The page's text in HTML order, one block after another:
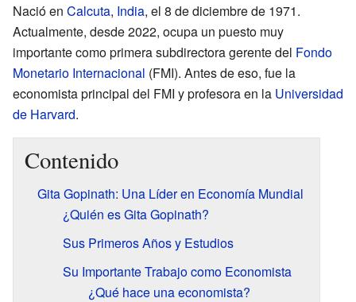
Nació en Calcuta, India, el 8 de diciembre de 1971.
Actualmente, desde 2022, ocupa un puesto muy
importante como primera subdirectora gerente del Fondo
Monetario Internacional (FMI). Antes de eso, fue la
economista principal del FMI y profesora en la Universidad
de Harvard.
Contenido
Gita Gopinath: Una Líder en Economía Mundial
¿Quién es Gita Gopinath?
Sus Primeros Años y Estudios
Su Importante Trabajo como Economista
¿Qué hace una economista?